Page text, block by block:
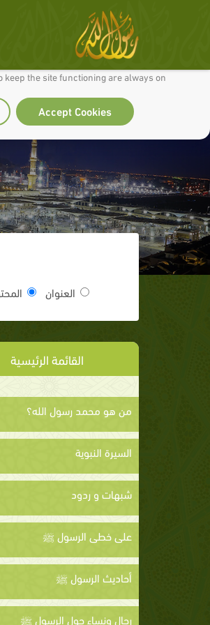
for you and so we can continually improve it.
the site functioning are always on
Accept Cookies
العنوان
القائمة الرئيسية
من هو محمد رسول الله؟
السيرة النبوية
شبهات و ردود
على خطى الرسول ﷺ
أحاديث الرسول ﷺ
رجال ونساء حول الرسول ﷺ